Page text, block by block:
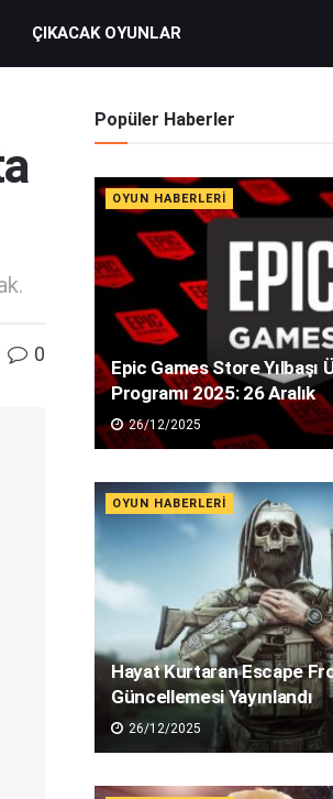
ÇIKACAK OYUNLAR
0
Popüler Haberler
OYUN HABERLERI
Epic Games Store Yılbaşı
Programı 2025: 26 Aralık
26/12/2025
OYUN HABERLERI
Hayat Kurtaran Escape
Güncellemesi Yayınlandı
26/12/2025